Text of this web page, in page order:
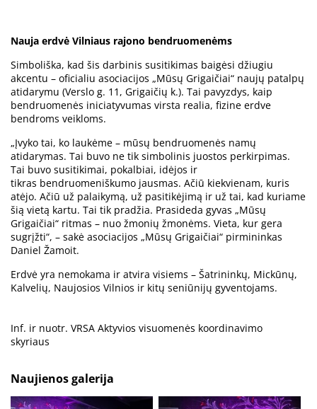
Nauja erdvė Vilniaus rajono bendruomenėms
Simboliška, kad šis darbinis susitikimas baigėsi džiugiu
akcentu – oficialiu asociacijos „Mūsų Grigaičiai“ naujų patalpų
atidarymu (Verslo g. 11, Grigaičių k.). Tai pavyzdys, kaip
bendruomenės iniciatyvumas virsta realia, fizine erdve
bendroms veikloms.
„Įvyko tai, ko laukėme – mūsų bendruomenės namų
atidarymas. Tai buvo ne tik simbolinis juostos perkirpimas.
Tai buvo susitikimai, pokalbiai, idėjos ir
tikras bendruomeniškumo jausmas. Ačiū kiekvienam, kuris
atėjo. Ačiū už palaikymą, už pasitikėjimą ir už tai, kad kuriame
šią vietą kartu. Tai tik pradžia. Prasideda gyvas „Mūsų
Grigaičiai“ ritmas – nuo žmonių žmonėms. Vieta, kur gera
sugrįžti“, – sakė asociacijos „Mūsų Grigaičiai“ pirmininkas
Daniel Žamoit.
Erdvė yra nemokama ir atvira visiems – Šatrininkų, Mickūnų,
Kalvelių, Naujosios Vilnios ir kitų seniūnijų gyventojams.
Inf. ir nuotr. VRSA Aktyvios visuomenės koordinavimo
skyriaus
Naujienos galerija